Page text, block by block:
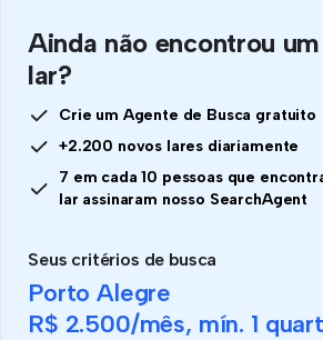
Ainda não encontrou
lar?
Crie um Agente de Busca gratuito
+2.200 novos lares diariamente
7 em cada 10 pessoas que
lar assinaram nosso SearchAgent
Seus critérios de busca
Porto Alegre
R$ 2.500/mês, mín. 1